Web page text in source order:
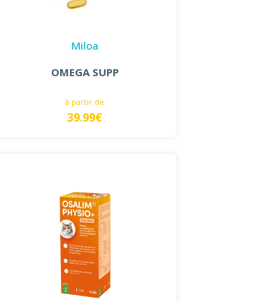
Miloa
OMEGA SUPP
à partir de
39.99€